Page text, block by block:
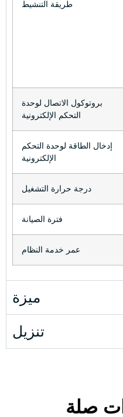
طريقة التنشيط
بروتوكول الاتصال لوحدة
التحكم الإلكترونية
إدخال الطاقة لوحدة التحكم
الإلكترونية
درجة حرارة التشغيل
فترة الصيانة
عمر خدمة النظام
ميزة
تنزيل
صلة